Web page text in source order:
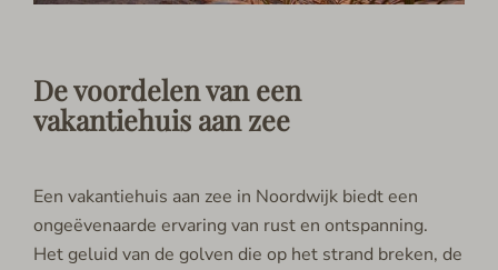
De voordelen van een
vakantiehuis aan zee
Een vakantiehuis aan zee in Noordwijk biedt een
ongeëvenaarde ervaring van rust en ontspanning.
Het geluid van de golven die op het strand breken, de